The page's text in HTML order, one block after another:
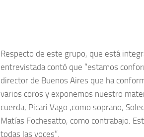
Respecto de este grupo, que está
entrevistada contó que “estamos
director de Buenos Aires que ha
varios coros y exponemos nuestro
cuerda, Picari Vago ,como soprano;
Matías Fochesatto, como contrabajo.
todas las voces”.